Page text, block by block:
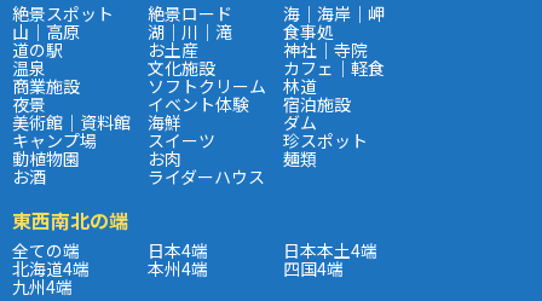
絶景スポット 絶景ロード 海｜海岸｜岬
山｜高原 湖｜川｜滝 食事処
道の駅 お土産 神社｜寺院
温泉 文化施設 カフェ｜軽食
商業施設 ソフトクリーム 林道
夜景 イベント体験 宿泊施設
美術館｜資料館 海鮮 ダム
キャンプ場 スイーツ 珍スポット
動植物園 お肉 麺類
お酒 ライダーハウス
東西南北の端
全ての端 日本4端 日本本土4端
北海道4端 本州4端 四国4端
九州4端